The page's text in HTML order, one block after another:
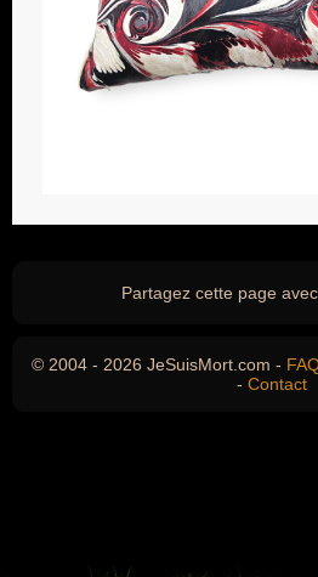
Partagez cette page
© 2004 - 2026 JeSuisMort.com -
- Contact